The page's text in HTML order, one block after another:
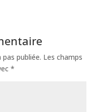
publiée. Les champs
*